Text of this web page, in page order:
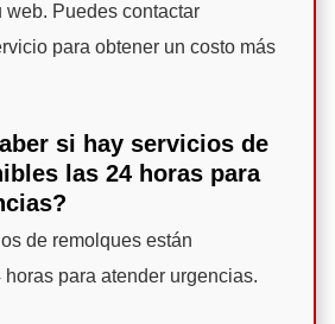
web. Puedes contactar
para obtener un costo más
si hay servicios de
las 24 horas para
de remolques están
para atender urgencias.